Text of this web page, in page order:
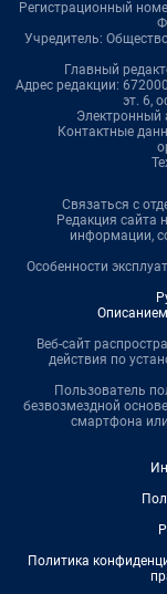
Регистрационный
Учредитель:
Главный
Адрес редакции:
эт. 6,
Электронный
Контактные
Связаться с
Редакция сайта
информации,
Особенности
Веб-сайт
действия по
Пользователь
безвозмездной
смартфона
Политика